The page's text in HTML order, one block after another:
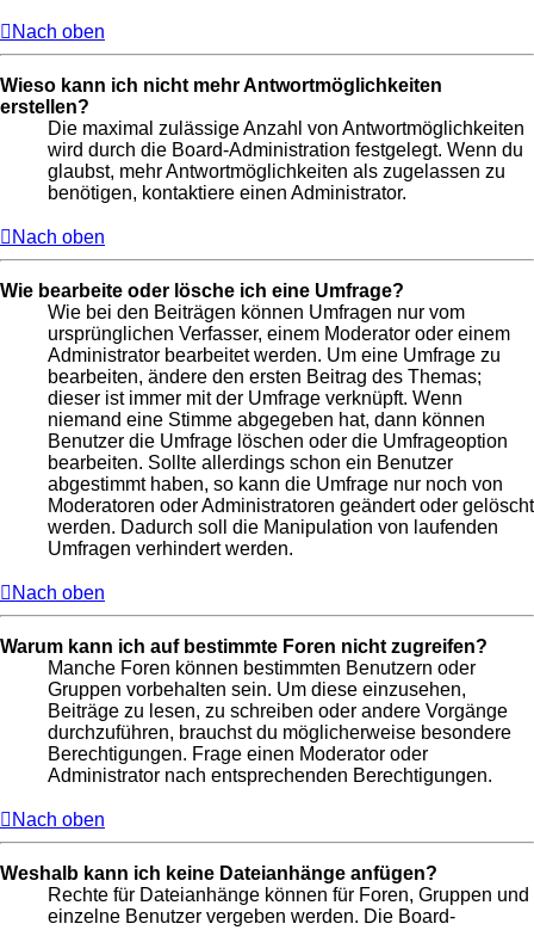
Nach oben
Wieso kann ich nicht mehr Antwortmöglichkeiten
erstellen?
Die maximal zulässige Anzahl von Antwortmöglichkeiten
wird durch die Board-Administration festgelegt. Wenn du
glaubst, mehr Antwortmöglichkeiten als zugelassen zu
benötigen, kontaktiere einen Administrator.
Nach oben
Wie bearbeite oder lösche ich eine Umfrage?
Wie bei den Beiträgen können Umfragen nur vom
ursprünglichen Verfasser, einem Moderator oder einem
Administrator bearbeitet werden. Um eine Umfrage zu
bearbeiten, ändere den ersten Beitrag des Themas;
dieser ist immer mit der Umfrage verknüpft. Wenn
niemand eine Stimme abgegeben hat, dann können
Benutzer die Umfrage löschen oder die Umfrageoption
bearbeiten. Sollte allerdings schon ein Benutzer
abgestimmt haben, so kann die Umfrage nur noch von
Moderatoren oder Administratoren geändert oder gelöscht
werden. Dadurch soll die Manipulation von laufenden
Umfragen verhindert werden.
Nach oben
Warum kann ich auf bestimmte Foren nicht zugreifen?
Manche Foren können bestimmten Benutzern oder
Gruppen vorbehalten sein. Um diese einzusehen,
Beiträge zu lesen, zu schreiben oder andere Vorgänge
durchzuführen, brauchst du möglicherweise besondere
Berechtigungen. Frage einen Moderator oder
Administrator nach entsprechenden Berechtigungen.
Nach oben
Weshalb kann ich keine Dateianhänge anfügen?
Rechte für Dateianhänge können für Foren, Gruppen und
einzelne Benutzer vergeben werden. Die Board-